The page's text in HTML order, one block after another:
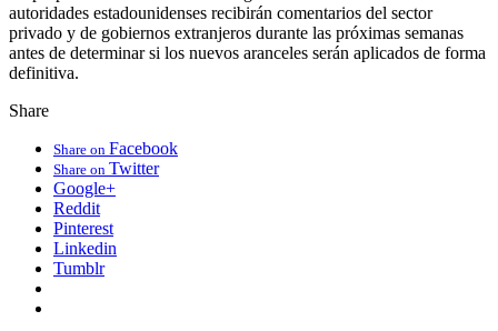
autoridades estadounidenses recibirán comentarios del sector
privado y de gobiernos extranjeros durante las próximas semanas
antes de determinar si los nuevos aranceles serán aplicados de forma
definitiva.
Share
Share on Facebook
Share on Twitter
Google+
Reddit
Pinterest
Linkedin
Tumblr